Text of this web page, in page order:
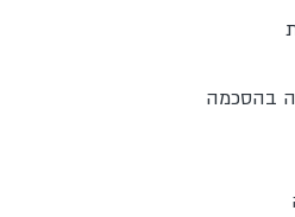
בהסכמה